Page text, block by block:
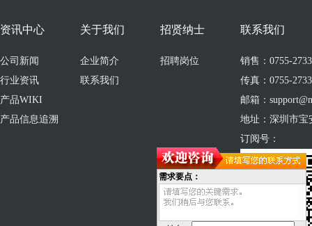
资讯中心
公司新闻
行业资讯
产品WIKI
产品信息追溯
关于我们
企业简介
联系我们
招贤纳士
招聘岗位
联系我们
销售：0755-
传真：0755-
邮箱：
地址：深圳市宝
订阅号：